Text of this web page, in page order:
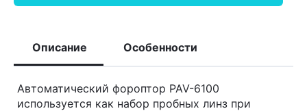
Описание Особенности
Автоматический фороптор PAV-6100
используется как набор пробных линз при